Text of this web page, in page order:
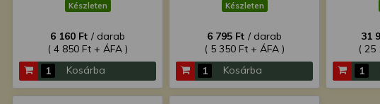
Készleten
6 160 Ft / darab
( 4 850 Ft + ÁFA )
Kosárba
Készleten
6 795 Ft / darab
( 5 350 Ft + ÁFA )
Kosárba
31
( 25